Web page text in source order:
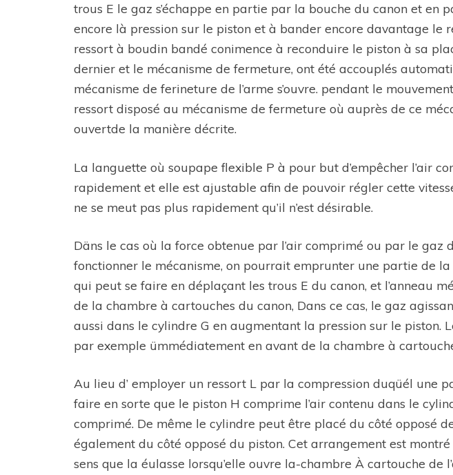
trous E le gaz s’échappe en partie par la bouche du canon et
encore là pression sur le piston et à bander encore davantage le
ressort à boudin bandé conimence à reconduire le piston à sa
dernier et le mécanisme de fermeture, ont été accouplés
mécanisme de ferineture de l’arme s’ouvre. pendant le
ressort disposé au mécanisme de fermeture où auprès de ce
ouvertde la manière décrite.
La languette où soupape flexible P à pour but d’empêcher l’air
rapidement et elle est ajustable afin de pouvoir régler cette
ne se meut pas plus rapidement qu’il n’est désirable.
Däns le cas où la force obtenue par l’air comprimé ou par le
fonctionner le mécanisme, on pourrait emprunter une partie de
qui peut se faire en déplaçant les trous E du canon, et l’anneau
de la chambre à cartouches du canon, Dans ce cas, le gaz
aussi dans le cylindre G en augmentant la pression sur le piston.
par exemple ümmédiatement en avant de la chambre à
Au lieu d’ employer un ressort L par la compression duqüél une
faire en sorte que le piston H comprime l’air contenu dans le
comprimé. De même le cylindre peut être placé du côté opposé
également du côté opposé du piston. Cet arrangement est
sens que la éulasse lorsqu’elle ouvre la-chambre À cartouche